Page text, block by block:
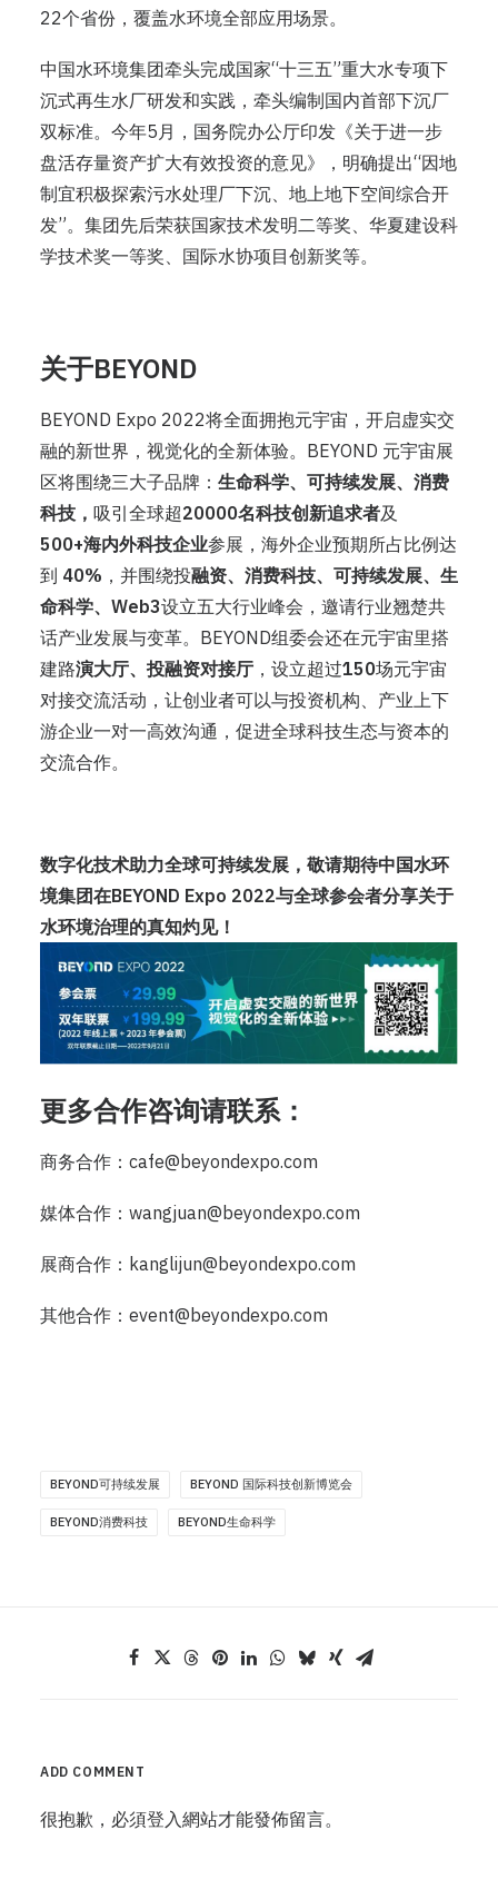
22个省份，覆盖水环境全部应用场景。
中国水环境集团牵头完成国家“十三五”重大水专项下
沉式再生水厂研发和实践，牵头编制国内首部下沉厂
双标准。今年5月，国务院办公厅印发《关于进一步
盘活存量资产扩大有效投资的意见》，明确提出“因地
制宜积极探索污水处理厂下沉、地上地下空间综合开
发”。集团先后荣获国家技术发明二等奖、华夏建设科
学技术奖一等奖、国际水协项目创新奖等。
关于BEYOND
BEYOND Expo 2022将全面拥抱元宇宙，开启虚实交
融的新世界，视觉化的全新体验。BEYOND 元宇宙展
区将围绕三大子品牌： 生命科学、可持续发展、消费
科技， 吸引全球超20000名科技创新追求者及
500+海内外科技企业参展，海外企业预期所占比例达
到 40% ，并围绕投融资、消费科技、可持续发展、生
命科学、Web3设立五大行业峰会，邀请行业翘楚共
话产业发展与变革。BEYOND组委会还在元宇宙里搭
建路演大厅、投融资对接厅 ，设立超过150场元宇宙
对接交流活动，让创业者可以与投资机构、产业上下
游企业一对一高效沟通，促进全球科技生态与资本的
交流合作。
数字化技术助力全球可持续发展，敬请期待中国水环
境集团在BEYOND Expo 2022与全球参会者分享关于
水环境治理的真知灼见！
更多合作咨询请联系：
商务合作：cafe@beyondexpo.com
媒体合作：wangjuan@beyondexpo.com
展商合作：kanglijun@beyondexpo.com
其他合作：event@beyondexpo.com
BEYOND可持续发展 BEYOND 国际科技创新博览会
BEYOND消费科技 BEYOND生命科学
ADD COMMENT
很抱歉，必須登入網站才能發佈留言。